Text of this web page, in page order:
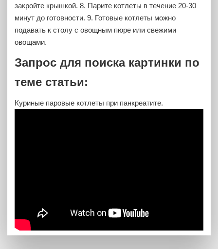
закройте крышкой. 8. Парите котлеты в течение 20-30
минут до готовности. 9. Готовые котлеты можно
подавать к столу с овощным пюре или свежими
овощами.
Запрос для поиска картинки по
теме статьи:
Куриные паровые котлеты при панкреатите.